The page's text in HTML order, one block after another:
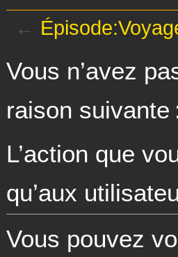
←
à
navigation
à
recherche
Vous n’avez
raison suivante
L’action que
qu’aux
Vous pouvez